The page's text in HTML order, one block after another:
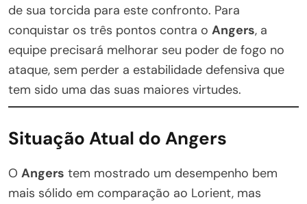
de sua torcida para este confronto. Para
conquistar os três pontos contra o Angers, a
equipe precisará melhorar seu poder de fogo no
ataque, sem perder a estabilidade defensiva que
tem sido uma das suas maiores virtudes.
Situação Atual do Angers
O Angers tem mostrado um desempenho bem
mais sólido em comparação ao Lorient, mas